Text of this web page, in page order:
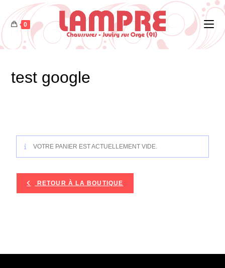
0
test google
VOTRE PANIER EST ACTUELLEMENT VIDE.
RETOUR À LA BOUTIQUE